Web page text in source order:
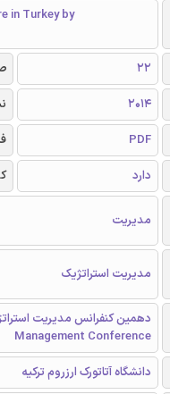
in Turkey by
22
2014
PDF
دارد
مدیریت
مدیریت استراتژیک
Management Conference
دانشگاه آتاتورک ارزروم ترکیه